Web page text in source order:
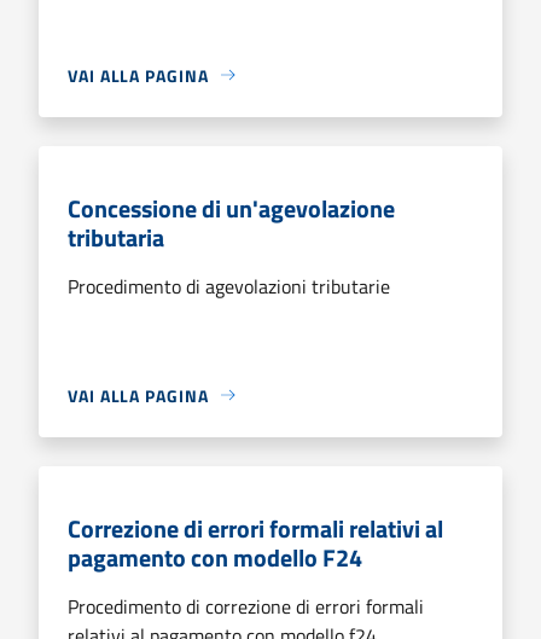
VAI ALLA PAGINA
Concessione di un'agevolazione
tributaria
Procedimento di agevolazioni tributarie
VAI ALLA PAGINA
Correzione di errori formali relativi al
pagamento con modello F24
Procedimento di correzione di errori formali